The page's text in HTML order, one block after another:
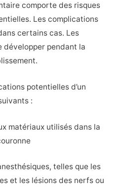
comporte des risques
Les complications
certains cas. Les
développer pendant la
potentielles d’un
:
matériaux utilisés dans la
telles que les
et les lésions des nerfs ou